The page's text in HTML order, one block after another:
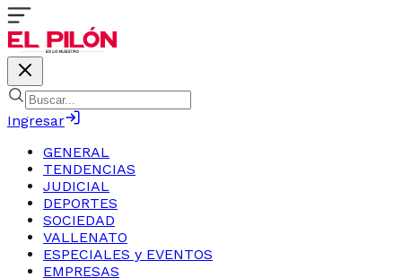
Ingresar
GENERAL
TENDENCIAS
JUDICIAL
DEPORTES
SOCIEDAD
VALLENATO
ESPECIALES y EVENTOS
EMPRESAS